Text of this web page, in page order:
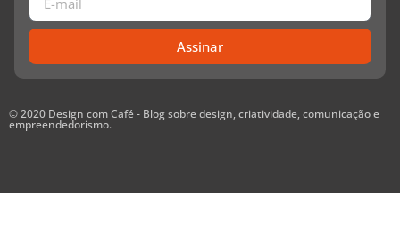
Assinar
© 2020 Design com Café - Blog sobre design, criatividade, comunicação e
empreendedorismo.